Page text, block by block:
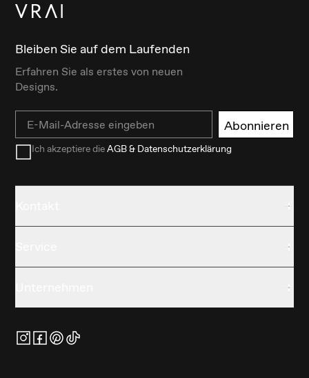
Bleiben Sie auf dem Laufenden
Erfahren Sie als erstes von neuen
Designs.
Email Abonnieren
Ich akzeptiere dieAGB & Datenschutzerklärung